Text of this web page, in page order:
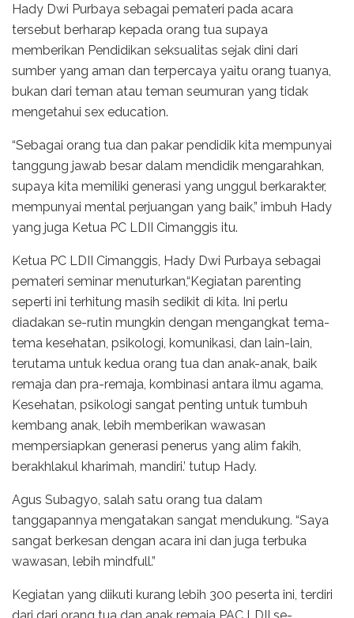
Hady Dwi Purbaya sebagai pemateri pada acara
tersebut berharap kepada orang tua supaya
memberikan Pendidikan seksualitas sejak dini dari
sumber yang aman dan terpercaya yaitu orang tuanya,
bukan dari teman atau teman seumuran yang tidak
mengetahui sex education.
“Sebagai orang tua dan pakar pendidik kita mempunyai
tanggung jawab besar dalam mendidik mengarahkan,
supaya kita memiliki generasi yang unggul berkarakter,
mempunyai mental perjuangan yang baik,” imbuh Hady
yang juga Ketua PC LDII Cimanggis itu.
Ketua PC LDII Cimanggis, Hady Dwi Purbaya sebagai
pemateri seminar menuturkan,“Kegiatan parenting
seperti ini terhitung masih sedikit di kita. Ini perlu
diadakan se-rutin mungkin dengan mengangkat tema-
tema kesehatan, psikologi, komunikasi, dan lain-lain,
terutama untuk kedua orang tua dan anak-anak, baik
remaja dan pra-remaja, kombinasi antara ilmu agama,
Kesehatan, psikologi sangat penting untuk tumbuh
kembang anak, lebih memberikan wawasan
mempersiapkan generasi penerus yang alim fakih,
berakhlakul kharimah, mandiri.’ tutup Hady.
Agus Subagyo, salah satu orang tua dalam
tanggapannya mengatakan sangat mendukung. “Saya
sangat berkesan dengan acara ini dan juga terbuka
wawasan, lebih mindfull.”
Kegiatan yang diikuti kurang lebih 300 peserta ini, terdiri
dari dari orang tua dan anak remaja PAC LDII se-